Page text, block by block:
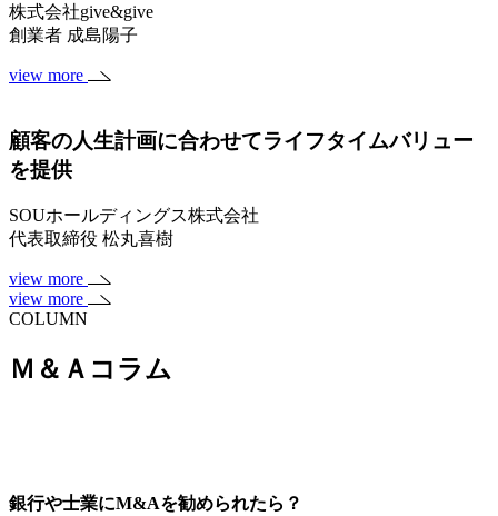
株式会社give&give
創業者 成島陽子
view more
顧客の人生計画に合わせてライフタイムバリュー
を提供
SOUホールディングス株式会社
代表取締役 松丸喜樹
view more
view more
COLUMN
Ｍ＆Ａコラム
銀行や士業にM&Aを勧められたら？